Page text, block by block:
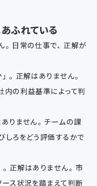
ふれている
。日常の仕事で、正解が
。正解はありません。
の利益基準によって判
りません。チームの課
ろをどう評価するかで
。正解はありません。市
ス状況を踏まえて判断